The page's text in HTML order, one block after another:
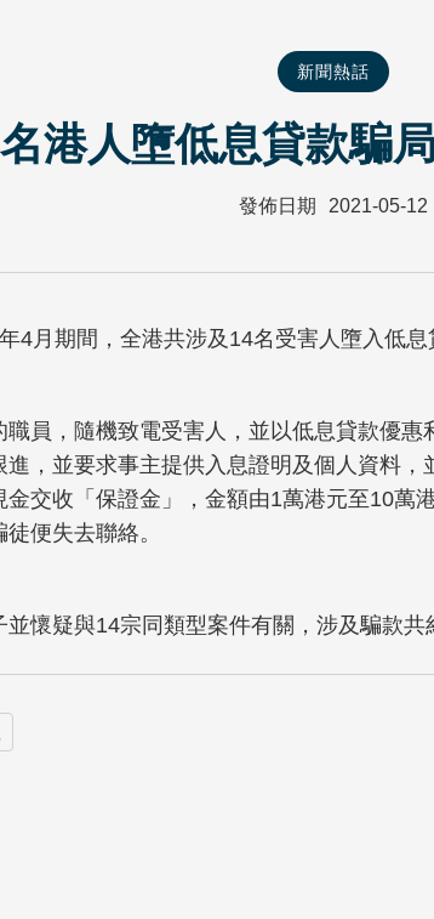
新聞熱話
港人墮低息貸款騙
發佈日期 2021-05-12
4月期間，全港共涉及14名受害人墮入低息
員，隨機致電受害人，並以低息貸款優
，並要求事主提供入息證明及個人資料
交收「保證金」，金額由1萬港元至10萬
便失去聯絡。
懷疑與14宗同類型案件有關，涉及騙款共